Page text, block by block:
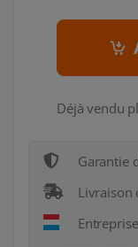
Déjà vendu
Garantie
Livraison